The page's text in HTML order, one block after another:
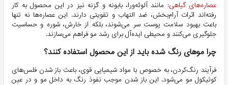
عصاره‌های گیاهی: مانند آلوئه‌ورا، بابونه و گزنه نیز در این محصول به کار
رفته‌اند اثرات آرام‌بخش، ضد التهاب و تقویتی دارند. این عصاره‌ها نه تنها
باعث بهبود سلامت پوست سر می‌شوند، بلکه از خارش، شوره و حساسیت
جلوگیری می‌کنند و محیطی ایده‌آل برای رشد مو فراهم می‌سازند.
چرا موهای رنگ شده باید از این محصول استفاده کنند؟
فرآیند رنگ‌کردن، به خصوص با مواد شیمیایی قوی، باعث باز شدن فلس‌های
کوتیکول مو می‌شود. این باز شدن موجب نفوذ رنگ به داخل مو و در عین